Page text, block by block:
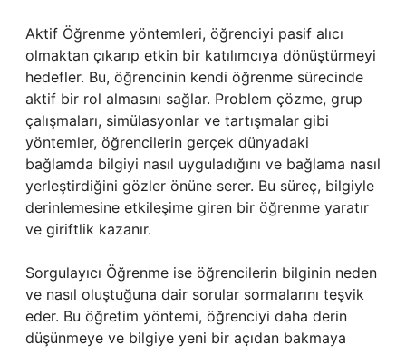
Aktif Öğrenme yöntemleri, öğrenciyi pasif alıcı
olmaktan çıkarıp etkin bir katılımcıya dönüştürmeyi
hedefler. Bu, öğrencinin kendi öğrenme sürecinde
aktif bir rol almasını sağlar. Problem çözme, grup
çalışmaları, simülasyonlar ve tartışmalar gibi
yöntemler, öğrencilerin gerçek dünyadaki
bağlamda bilgiyi nasıl uyguladığını ve bağlama nasıl
yerleştirdiğini gözler önüne serer. Bu süreç, bilgiyle
derinlemesine etkileşime giren bir öğrenme yaratır
ve giriftlik kazanır.
Sorgulayıcı Öğrenme ise öğrencilerin bilginin neden
ve nasıl oluştuğuna dair sorular sormalarını teşvik
eder. Bu öğretim yöntemi, öğrenciyi daha derin
düşünmeye ve bilgiye yeni bir açıdan bakmaya